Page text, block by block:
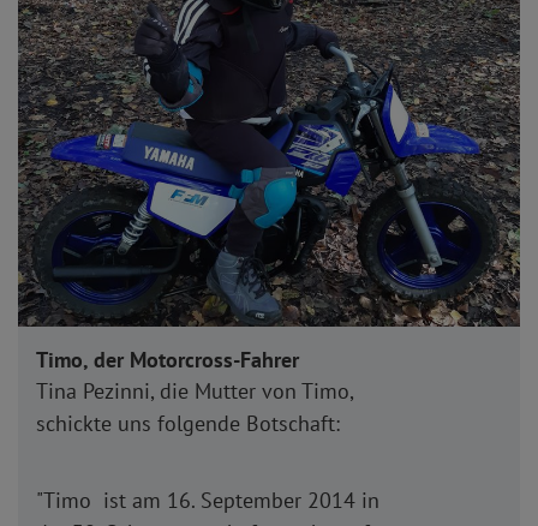
Timo, der Motorcross-Fahrer
Tina Pezinni, die Mutter von Timo,
schickte uns folgende Botschaft:
"Timo ist am 16. September 2014 in